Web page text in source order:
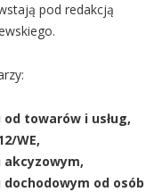
pod redakcją
towarów i usług,
WE,
od osób